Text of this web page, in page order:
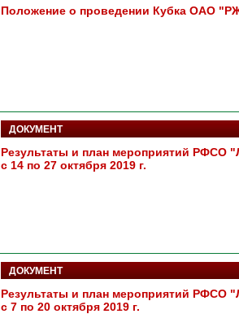
Положение о проведении Кубка ОАО
ДОКУМЕНТ
Результаты и план мероприятий
с 14 по 27 октября 2019 г.
ДОКУМЕНТ
Результаты и план мероприятий
с 7 по 20 октября 2019 г.